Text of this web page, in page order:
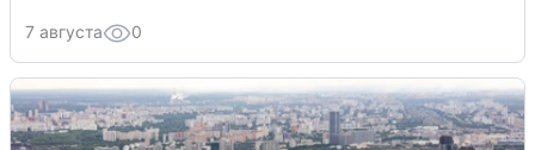
7 августа 0